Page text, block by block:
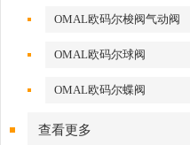
OMAL欧码尔梭阀气动阀
OMAL欧码尔球阀
OMAL欧码尔蝶阀
查看更多